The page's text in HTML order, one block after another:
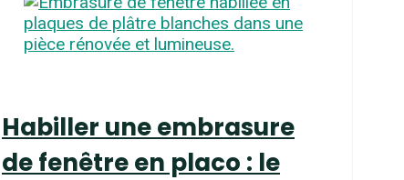
Habiller une embrasure
de fenêtre en placo : le